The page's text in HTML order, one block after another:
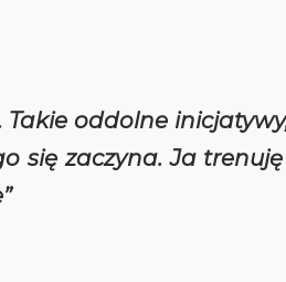
Takie oddolne
się zaczyna. Ja